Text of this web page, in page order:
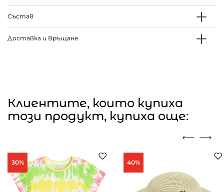
Състав
Доставка и Връщане
Клиентите, които купиха
този продукт, купиха още:
30% 40%